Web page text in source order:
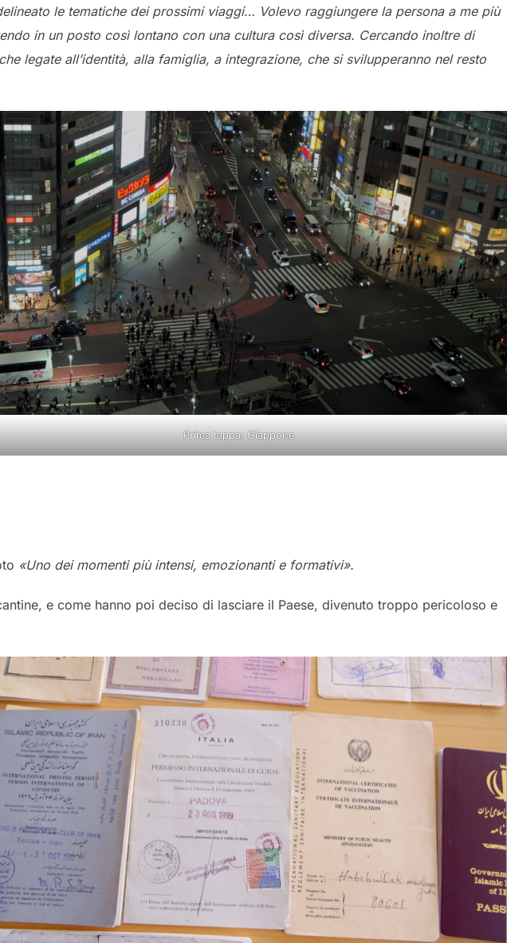
le tematiche dei prossimi viaggi… Volevo raggiungere la persona a me più
in un posto così lontano con una cultura così diversa. Cercando inoltre di
legate all’identità, alla famiglia, a integrazione, che si svilupperanno nel resto
Prima tappa: Giappone
«Uno dei momenti più intensi, emozionanti e formativi».
e come hanno poi deciso di lasciare il Paese, divenuto troppo pericoloso e